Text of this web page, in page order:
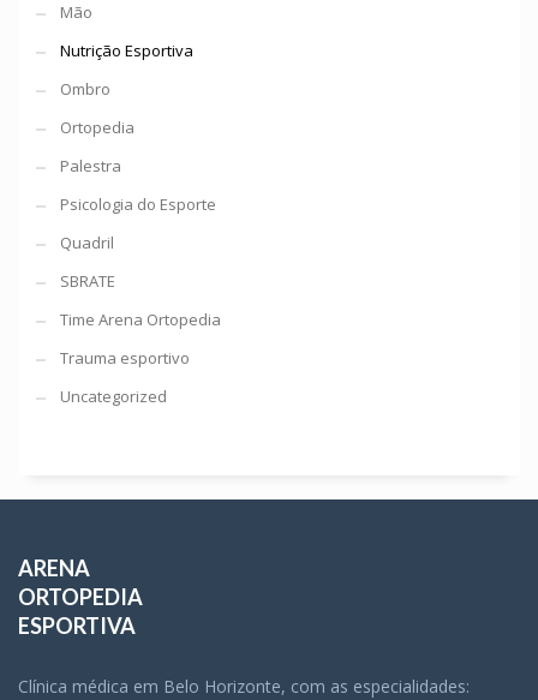
Mão
Nutrição Esportiva
Ombro
Ortopedia
Palestra
Psicologia do Esporte
Quadril
SBRATE
Time Arena Ortopedia
Trauma esportivo
Uncategorized
ARENA
ORTOPEDIA
ESPORTIVA
Clínica médica em Belo Horizonte, com as especialidades: